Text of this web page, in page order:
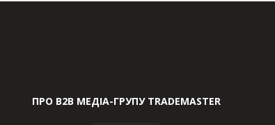
ПРО В2В МЕДІА-ГРУПУ TRADEMASTER